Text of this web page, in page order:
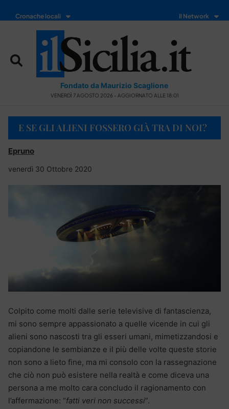
Cronache locali Il Network
Fondato da Maurizio Scaglione
VENERDÌ 7 AGOSTO 2026 - AGGIORNATO ALLE 18:01
E SE GLI ALIENI FOSSERO GIÀ TRA DI NOI?
Epruno
venerdì 30 Ottobre 2020
Colpito come molti dalle serie televisive di fantascienza,
mi sono sempre appassionato a quelle vicende in cui gli
alieni sono nascosti tra gli esseri umani, mimetizzandosi e
copiandone le sembianze e il più delle volte queste storie
non sono a lieto fine, ma mi consolo con la rassegnazione
che ciò non può esistere nella realtà e come diceva una
persona a me molto cara concludo il ragionamento con
l’affermazione: “fatti veri non successi”.